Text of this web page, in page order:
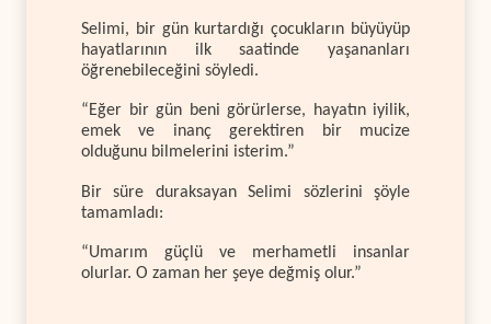
Selimi, bir gün kurtardığı çocukların büyüyüp
hayatlarının ilk saatinde yaşananları
öğrenebileceğini söyledi.
“Eğer bir gün beni görürlerse, hayatın iyilik,
emek ve inanç gerektiren bir mucize
olduğunu bilmelerini isterim.”
Bir süre duraksayan Selimi sözlerini şöyle
tamamladı:
“Umarım güçlü ve merhametli insanlar
olurlar. O zaman her şeye değmiş olur.”